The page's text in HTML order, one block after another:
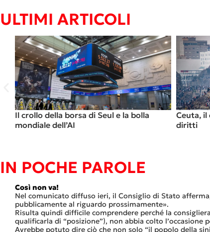
ULTIMI ARTICOLI
Locarno. Due presidi per la Palestina. Per
denunciare il genocidio e le complicità
IN POCHE PAROLE
Così non va!
Nel comunicato diffuso ieri, il Consiglio di Stato
pubblicamente al riguardo prossimamente».
Risulta quindi difficile comprendere perché la
qualificarla di “posizione”), non abbia colto
Avrebbe potuto dire ciò che non solo “il popolo della